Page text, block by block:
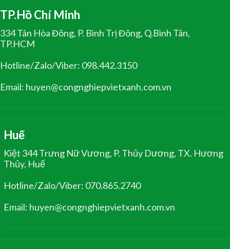
TP.Hồ Chí Minh
334 Tân Hòa Đông, P. Bình Trị Đông, Q.Bình Tân,
TP.HCM
Hotline/Zalo/Viber: 098.442.3150
Email: huyen@congnghiepvietxanh.com.vn
Huế
Kiệt 344 Trưng Nữ Vương, P. Thủy Dương, TX. Hương
Thủy, Huế
Hotline/Zalo/Viber: 070.865.2740
Email: huyen@congnghiepvietxanh.com.vn